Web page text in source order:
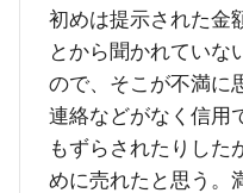
初めは提示された金
とから聞かれていな
ので、そこが不満に
連絡などがなく信用
もずらされたりした
めに売れたと思う。